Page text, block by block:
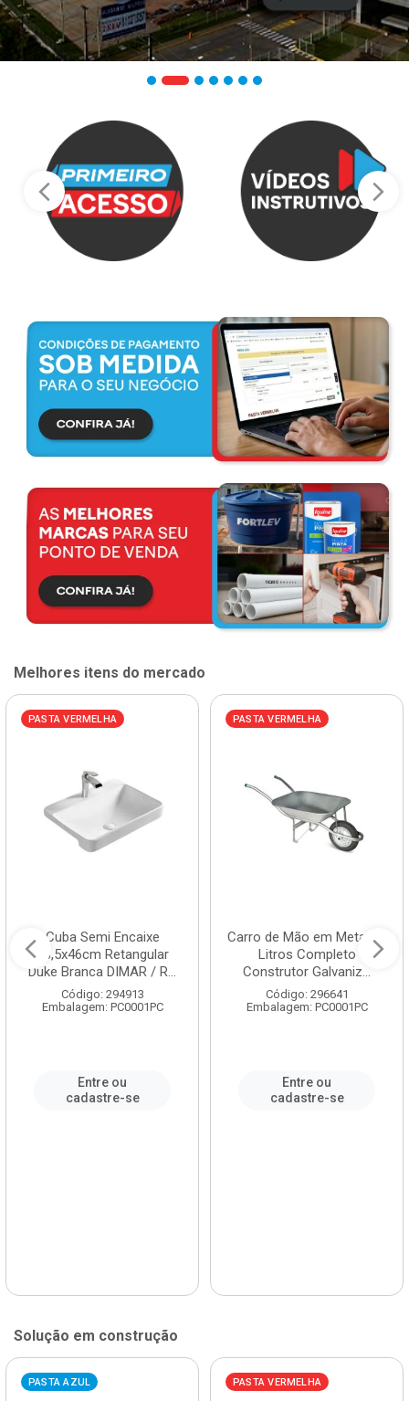
Melhores itens do mercado
PASTA VERMELHA
Cuba Semi Encaixe
58,5x46cm Retangular
Duke Branca DIMAR / R...
Código: 294913
Embalagem: PC0001PC
Entre ou
cadastre-se
PASTA VERMELHA
Carro de Mão em Metal 60
Litros Completo
Construtor Galvaniz...
Código: 296641
Embalagem: PC0001PC
Entre ou
cadastre-se
Solução em construção
PASTA AZUL PASTA VERMELHA